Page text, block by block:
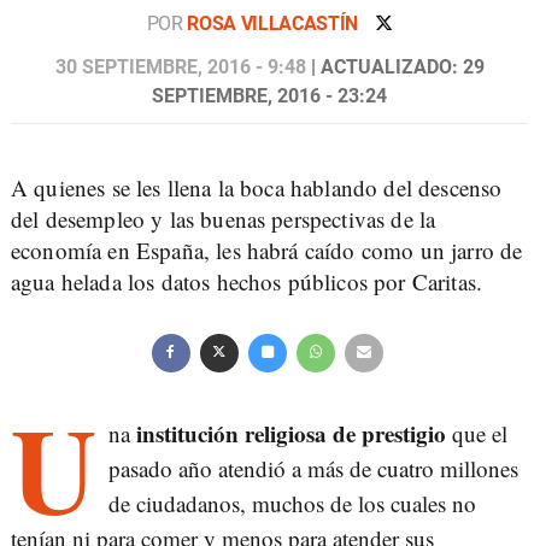
POR ROSA VILLACASTÍN
30 SEPTIEMBRE, 2016 - 9:48| ACTUALIZADO: 29
SEPTIEMBRE, 2016 - 23:24
A quienes se les llena la boca hablando del descenso
del desempleo y las buenas perspectivas de la
economía en España, les habrá caído como un jarro de
agua helada los datos hechos públicos por Caritas.
U nainstitución religiosa de prestigio que el
pasado año atendió a más de cuatro millones
de ciudadanos, muchos de los cuales no
tenían ni para comer y menos para atender sus